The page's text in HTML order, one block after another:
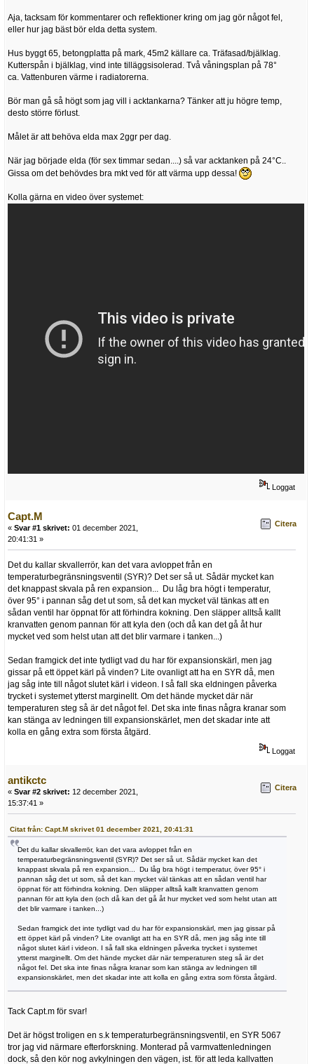
Aja, tacksam för kommentarer och reflektioner kring om jag gör något fel,
eller hur jag bäst bör elda detta system.
Hus byggt 65, betongplatta på mark, 45m2 källare ca. Träfasad/bjälklag.
Kutterspån i bjälklag, vind inte tilläggsisolerad. Två våningsplan på 78°
ca. Vattenburen värme i radiatorerna.
Bör man gå så högt som jag vill i acktankarna? Tänker att ju högre temp,
desto större förlust.
Målet är att behöva elda max 2ggr per dag.
När jag började elda (för sex timmar sedan....) så var acktanken på 24°C..
Gissa om det behövdes bra mkt ved för att värma upp dessa!
Kolla gärna en video över systemet:
Loggat
Capt.M
« Svar #1 skrivet: 01 december 2021,
20:41:31 »
Citera
Det du kallar skvallerrör, kan det vara avloppet från en
temperaturbegränsningsventil (SYR)? Det ser så ut. Sådär mycket kan
det knappast skvala på ren expansion... Du låg bra högt i temperatur,
över 95° i pannan såg det ut som, så det kan mycket väl tänkas att en
sådan ventil har öppnat för att förhindra kokning. Den släpper alltså kallt
kranvatten genom pannan för att kyla den (och då kan det gå åt hur
mycket ved som helst utan att det blir varmare i tanken...)
Sedan framgick det inte tydligt vad du har för expansionskärl, men jag
gissar på ett öppet kärl på vinden? Lite ovanligt att ha en SYR då, men
jag såg inte till något slutet kärl i videon. I så fall ska eldningen påverka
trycket i systemet ytterst marginellt. Om det hände mycket där när
temperaturen steg så är det något fel. Det ska inte finas några kranar som
kan stänga av ledningen till expansionskärlet, men det skadar inte att
kolla en gång extra som första åtgärd.
Loggat
antikctc
« Svar #2 skrivet: 12 december 2021,
15:37:41 »
Citera
Citat från: Capt.M skrivet 01 december 2021, 20:41:31
Det du kallar skvallerrör, kan det vara avloppet från en
temperaturbegränsningsventil (SYR)? Det ser så ut. Sådär mycket kan det
knappast skvala på ren expansion... Du låg bra högt i temperatur, över 95° i
pannan såg det ut som, så det kan mycket väl tänkas att en sådan ventil har
öppnat för att förhindra kokning. Den släpper alltså kallt kranvatten genom
pannan för att kyla den (och då kan det gå åt hur mycket ved som helst utan att
det blir varmare i tanken...)
Sedan framgick det inte tydligt vad du har för expansionskärl, men jag gissar på
ett öppet kärl på vinden? Lite ovanligt att ha en SYR då, men jag såg inte till
något slutet kärl i videon. I så fall ska eldningen påverka trycket i systemet
ytterst marginellt. Om det hände mycket där när temperaturen steg så är det
något fel. Det ska inte finas några kranar som kan stänga av ledningen till
expansionskärlet, men det skadar inte att kolla en gång extra som första åtgärd.
Tack Capt.m för svar!
Det är högst troligen en s.k temperaturbegränsningsventil, en SYR 5067
tror jag vid närmare efterforskning. Monterad på varmvattenledningen
dock, så den kör nog avkylningen den vägen, ist. för att leda kallvatten